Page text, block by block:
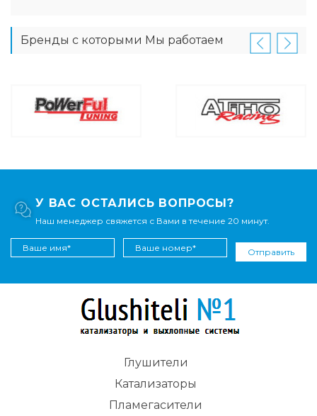
Бренды с которыми Мы работаем
У ВАС ОСТАЛИСЬ ВОПРОСЫ?
Наш менеджер свяжется с Вами в течение 20 минут.
Отправить
Глушители
Катализаторы
Пламегасители